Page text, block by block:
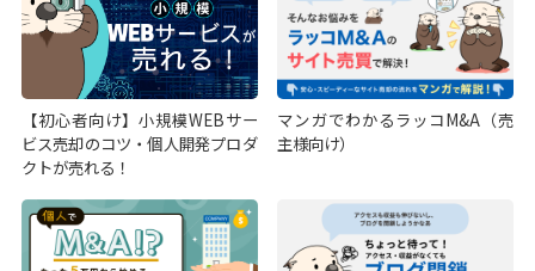
【初心者向け】小規模WEBサー
ビス売却のコツ・個人開発プロダ
クトが売れる！
マンガでわかるラッコM&A（売
主様向け）